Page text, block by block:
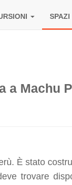
SPAZI
a Machu
È stato
trovare